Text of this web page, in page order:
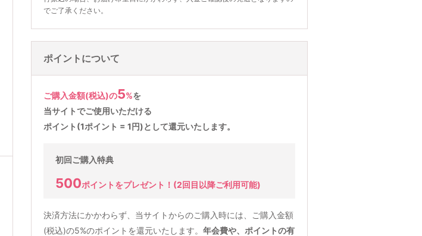
でご了承ください。
ポイントについて
ご購入金額(税込)の5%を
当サイトでご使用いただける
ポイント(1ポイント = 1円)として還元いたします。
初回ご購入特典
500ポイントをプレゼント！ (2回目以降ご利用可能)
決済方法にかかわらず、当サイトからのご購入時には、ご購入金額
(税込)の5%のポイントを還元いたします。 年会費や、ポイントの有